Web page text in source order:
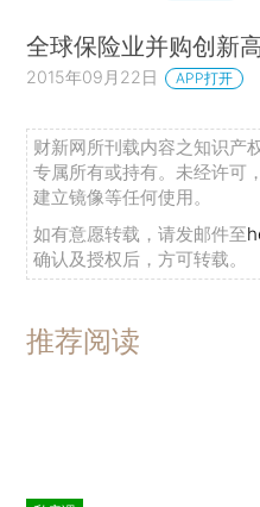
全球保险业并购创新
2015年09月22日 APP打开
财新网所刊载内容之知识产
专属所有或持有。未经许可
建立镜像等任何使用。
如有意愿转载，请发邮件至
确认及授权后，方可转载。
推荐阅读